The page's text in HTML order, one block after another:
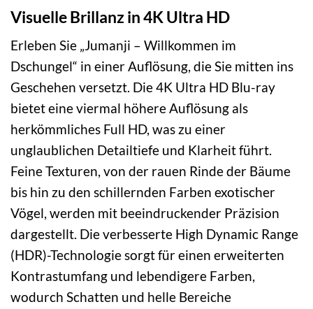
Visuelle Brillanz in 4K Ultra HD
Erleben Sie „Jumanji – Willkommen im
Dschungel“ in einer Auflösung, die Sie mitten ins
Geschehen versetzt. Die 4K Ultra HD Blu-ray
bietet eine viermal höhere Auflösung als
herkömmliches Full HD, was zu einer
unglaublichen Detailtiefe und Klarheit führt.
Feine Texturen, von der rauen Rinde der Bäume
bis hin zu den schillernden Farben exotischer
Vögel, werden mit beeindruckender Präzision
dargestellt. Die verbesserte High Dynamic Range
(HDR)-Technologie sorgt für einen erweiterten
Kontrastumfang und lebendigere Farben,
wodurch Schatten und helle Bereiche